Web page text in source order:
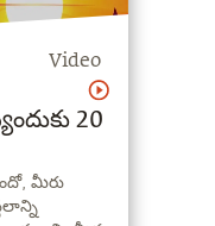
Video
20
మీరు